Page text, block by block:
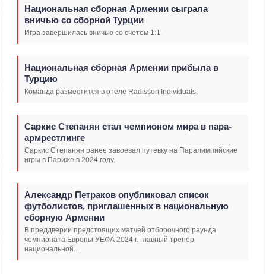
Национальная сборная Армении сыграла
вничью со сборной Турции
Игра завершилась вничью со счетом 1:1.
Национальная сборная Армении прибыла в
Турцию
Команда разместится в отеле Radisson Individuals.
Саркис Степанян стал чемпионом мира в пара-
армрестлинге
Саркис Степанян ранее завоевал путевку на Паралимпийские
игры в Париже в 2024 году.
Александр Петраков опубликовал список
футболистов, приглашенных в национальную
сборную Армении
В преддверии предстоящих матчей отборочного раунда
чемпионата Европы УЕФА 2024 г. главный тренер
национальной...